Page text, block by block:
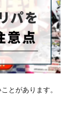
とがあります。